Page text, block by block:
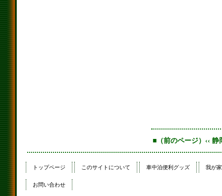
■（前のページ）‹‹ 静
トップページ このサイトについて 車中泊便利グッズ 我が
お問い合わせ